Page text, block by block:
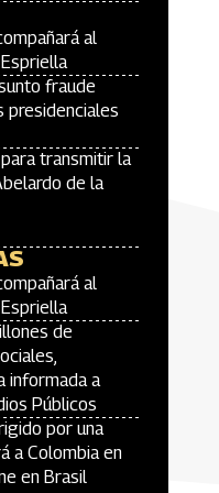
al
fraude
presidenciales
transmitir la
de la
al
de
informada a
Públicos
por una
a Colombia en
en Brasil